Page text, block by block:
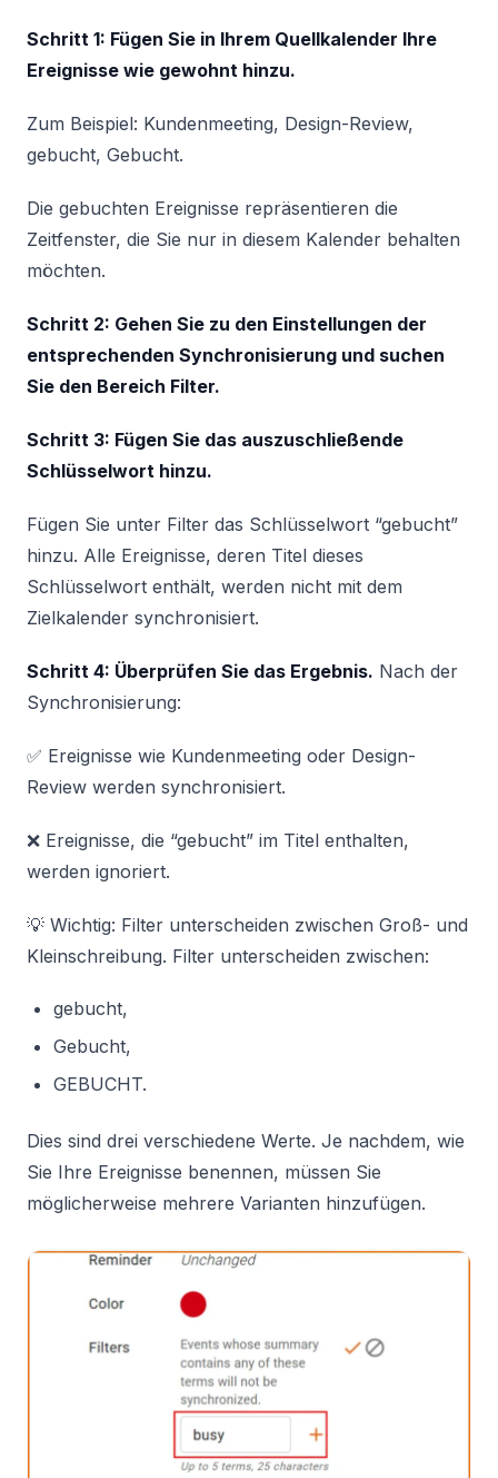
Schritt 1: Fügen Sie in Ihrem Quellkalender Ihre
Ereignisse wie gewohnt hinzu.
Zum Beispiel: Kundenmeeting, Design-Review,
gebucht, Gebucht.
Die gebuchten Ereignisse repräsentieren die
Zeitfenster, die Sie nur in diesem Kalender behalten
möchten.
Schritt 2: Gehen Sie zu den Einstellungen der
entsprechenden Synchronisierung und suchen
Sie den Bereich Filter.
Schritt 3: Fügen Sie das auszuschließende
Schlüsselwort hinzu.
Fügen Sie unter Filter das Schlüsselwort “gebucht”
hinzu. Alle Ereignisse, deren Titel dieses
Schlüsselwort enthält, werden nicht mit dem
Zielkalender synchronisiert.
Schritt 4: Überprüfen Sie das Ergebnis. Nach der
Synchronisierung:
✅ Ereignisse wie Kundenmeeting oder Design-
Review werden synchronisiert.
❌ Ereignisse, die “gebucht” im Titel enthalten,
werden ignoriert.
💡 Wichtig: Filter unterscheiden zwischen Groß- und
Kleinschreibung. Filter unterscheiden zwischen:
gebucht,
Gebucht,
GEBUCHT.
Dies sind drei verschiedene Werte. Je nachdem, wie
Sie Ihre Ereignisse benennen, müssen Sie
möglicherweise mehrere Varianten hinzufügen.